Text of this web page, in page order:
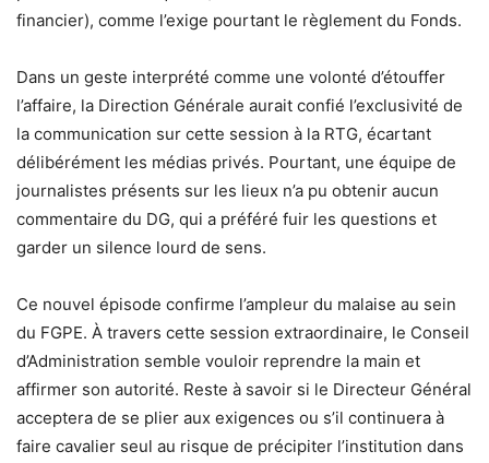
financier), comme l’exige pourtant le règlement du Fonds.
Dans un geste interprété comme une volonté d’étouffer
l’affaire, la Direction Générale aurait confié l’exclusivité de
la communication sur cette session à la RTG, écartant
délibérément les médias privés. Pourtant, une équipe de
journalistes présents sur les lieux n’a pu obtenir aucun
commentaire du DG, qui a préféré fuir les questions et
garder un silence lourd de sens.
Ce nouvel épisode confirme l’ampleur du malaise au sein
du FGPE. À travers cette session extraordinaire, le Conseil
d’Administration semble vouloir reprendre la main et
affirmer son autorité. Reste à savoir si le Directeur Général
acceptera de se plier aux exigences ou s’il continuera à
faire cavalier seul au risque de précipiter l’institution dans